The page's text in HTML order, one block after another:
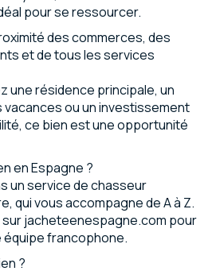
pour se ressourcer.
des commerces, des
et de tous les services
une résidence principale, un
ou un investissement
ce bien est une opportunité
en Espagne ?
un service de chasseur
qui vous accompagne de A à Z.
jacheteenespagne.com pour
francophone.
?